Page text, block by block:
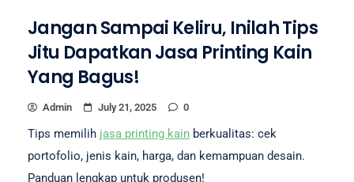
Jangan Sampai Keliru, Inilah Tips
Jitu Dapatkan Jasa Printing Kain
Yang Bagus!
Admin July 21, 2025 0
Tips memilih jasa printing kain berkualitas: cek
portofolio, jenis kain, harga, dan kemampuan desain.
Panduan lengkap untuk produsen!